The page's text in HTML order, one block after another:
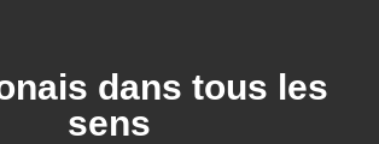
dans tous les
sens